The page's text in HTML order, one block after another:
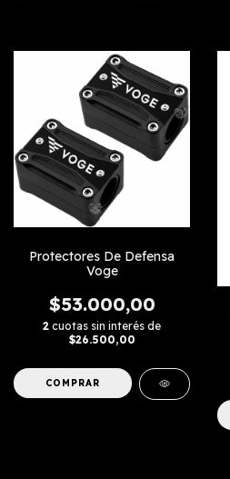
Protectores De Defensa
Voge
$53.000,00
2 cuotas sin interés de
$26.500,00